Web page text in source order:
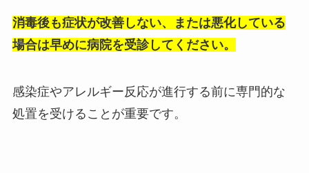
消毒後も症状が改善しない、または悪化している
場合は早めに病院を受診してください。
感染症やアレルギー反応が進行する前に専門的な
処置を受けることが重要です。